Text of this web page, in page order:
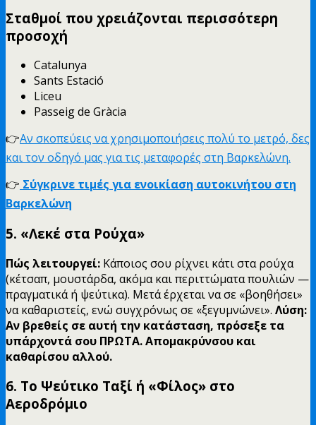
Σταθμοί που χρειάζονται περισσότερη
προσοχή
Catalunya
Sants Estació
Liceu
Passeig de Gràcia
👉Αν σκοπεύεις να χρησιμοποιήσεις πολύ το μετρό, δες
και τον οδηγό μας για τις μεταφορές στη Βαρκελώνη.
👉 Σύγκρινε τιμές για ενοικίαση αυτοκινήτου στη
Βαρκελώνη
5. «Λεκέ στα Ρούχα»
Πώς λειτουργεί: Κάποιος σου ρίχνει κάτι στα ρούχα
(κέτσαπ, μουστάρδα, ακόμα και περιττώματα πουλιών —
πραγματικά ή ψεύτικα). Μετά έρχεται να σε «βοηθήσει»
να καθαριστείς, ενώ συγχρόνως σε «ξεγυμνώνει». Λύση:
Αν βρεθείς σε αυτή την κατάσταση, πρόσεξε τα
υπάρχοντά σου ΠΡΩΤΑ. Απομακρύνσου και
καθαρίσου αλλού.
6. Το Ψεύτικο Ταξί ή «Φίλος» στο
Αεροδρόμιο